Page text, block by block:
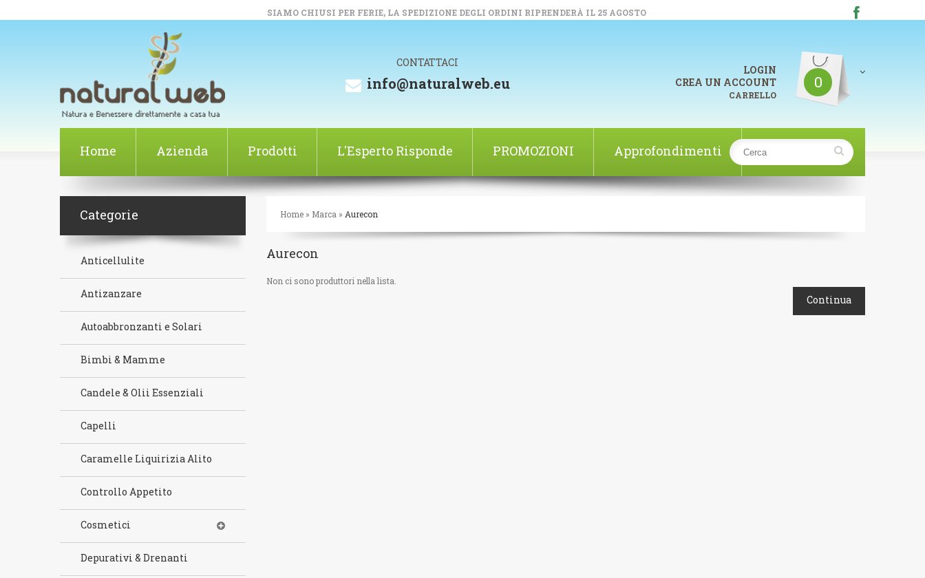
SIAMO CHIUSI PER FERIE, LA SPEDIZIONE DEGLI ORDINI RIPRENDERÀ IL 25 AGOSTO
CONTATTACI
info@naturalweb.eu 0
LOGIN
CREA UN ACCOUNT
CARRELLO
Home Azienda Prodotti L'Esperto Risponde PROMOZIONI Approfondimenti
Home » Marca » Aurecon
Aurecon
Non ci sono produttori nella lista.
Continua
Categorie
Anticellulite
Antizanzare
Autoabbronzanti e Solari
Bimbi & Mamme
Candele & Olii Essenziali
Capelli
Caramelle Liquirizia Alito
Controllo Appetito
Cosmetici
Depurativi & Drenanti